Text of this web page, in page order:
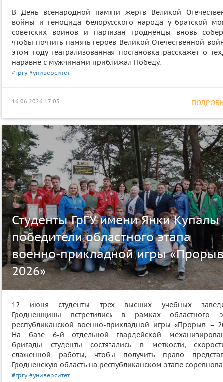
В День всенародной памяти жертв Великой
войны и геноцида белорусского народа у братской
советских воинов и партизан гродненцы вновь
чтобы почтить память героев Великой Отечественной
этом году театрализованная постановка расскажет о
наравне с мужчинами приближал Победу.
#гргу #университет
16.06.2026 17:03
Студенты ГрГУ имени Янки Купалы
победители областного этапа
военно-прикладной игры
2026»
12 июня студенты трех высших учебных
Гродненщины встретились в рамках областного
республиканской военно‑прикладной игры «Прорыв –
На базе 6-й отдельной гвардейской
бригады студенты состязались в меткости,
слаженной работы, чтобы получить право
Гродненскую область на республиканском этапе
#гргу #университет